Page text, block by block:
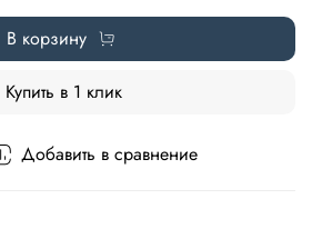
Добавить в сравнение
В корзину
Купить в 1 клик